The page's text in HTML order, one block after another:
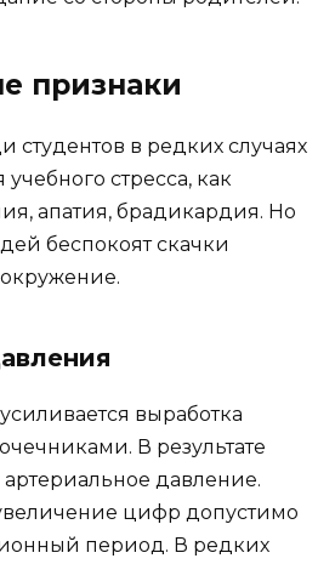
признаки
студентов в редких случаях
стресса, как
апатия, брадикардия. Но
беспокоят скачки
выработка
В результате
давление.
цифр допустимо
период. В редких